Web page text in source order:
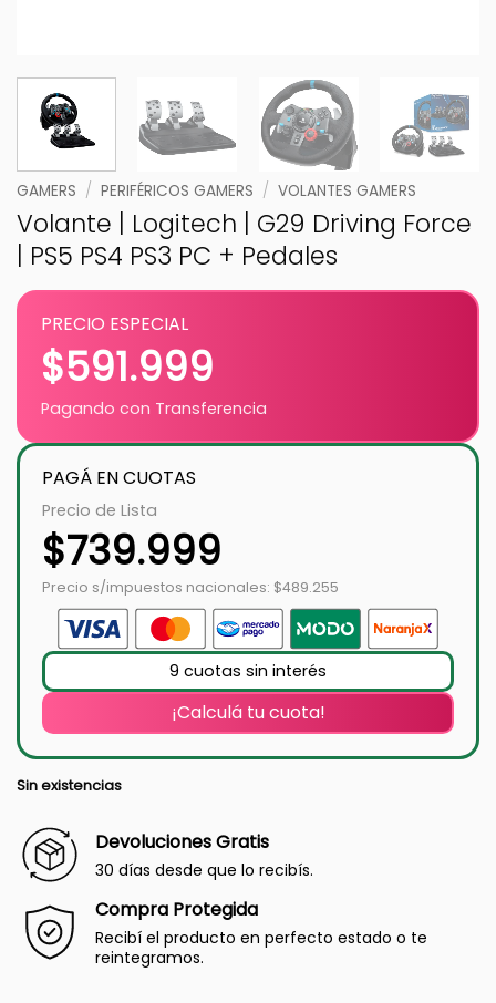
GAMERS / PERIFÉRICOS GAMERS / VOLANTES GAMERS
Volante | Logitech | G29 Driving Force
| PS5 PS4 PS3 PC + Pedales
PRECIO ESPECIAL
$591.999
Pagando con Transferencia
PAGÁ EN CUOTAS
Precio de Lista
$739.999
Precio s/impuestos nacionales: $489.255
9 cuotas sin interés
¡Calculá tu cuota!
Sin existencias
Devoluciones Gratis
30 días desde que lo recibís.
Compra Protegida
Recibí el producto en perfecto estado o te
reintegramos.